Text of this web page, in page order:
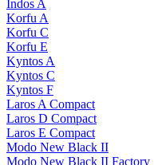
Indos A
Korfu A
Korfu C
Korfu E
Kyntos A
Kyntos C
Kyntos F
Laros A Compact
Laros D Compact
Laros E Compact
Modo New Black II
Modo New Black II Factory